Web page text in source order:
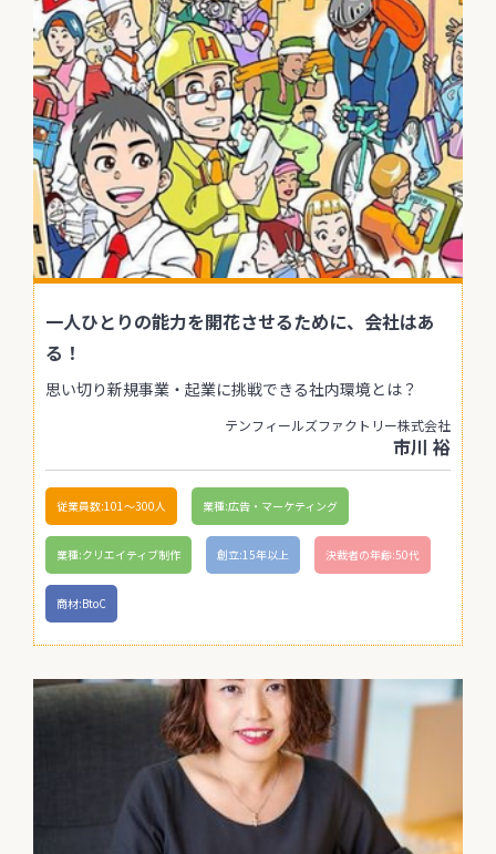
一人ひとりの能力を開花させるために、会社はあ
る！
思い切り新規事業・起業に挑戦できる社内環境とは？
テンフィールズファクトリー株式会社
市川 裕
従業員数:101〜300人 業種:広告・マーケティング
業種:クリエイティブ制作 創立:15年以上 決裁者の年齢:50代
商材:BtoC